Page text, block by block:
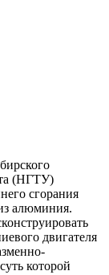
(НГТУ)
сгорания
алюминия.
двигателя
которой